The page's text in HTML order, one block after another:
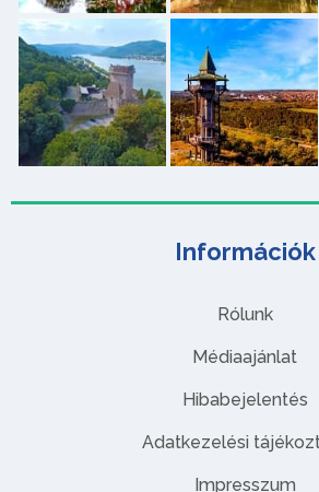
Információk
Rólunk
Médiaajánlat
Hibabejelentés
Adatkezelési
Impresszum